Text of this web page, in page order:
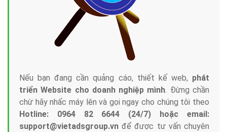
Nếu bạn đang cần quảng cáo, thiết kế web, phát
triển Website cho doanh nghiệp mình. Đừng chần
chừ hãy nhấc máy lên và gọi ngay cho chúng tôi theo
Hotline: 0964 82 6644 (24/7) hoặc email:
support@vietadsgroup.vn để được tư vấn chuyên